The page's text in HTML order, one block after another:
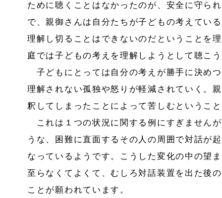
ために聴くことはなかったのが、安全に守ら
で、親御さんは自分たちが子どもの考えてい
理解し切ることはできないのだということを
庭では子どもの考えを理解しようとして聴こ
子どもにとっては自分の考えが勝手に決め
理解されない孤独や怒りが軽減されていく。
釈してしまったことによって苦しむというこ
これは１つの状況に関する例にすぎません
うな、困難に直面するその人の周囲で対話が
なっているようです。こうした変化の中の望
至らなくてよくて、むしろ対話装置を出た後
ことが願われています。